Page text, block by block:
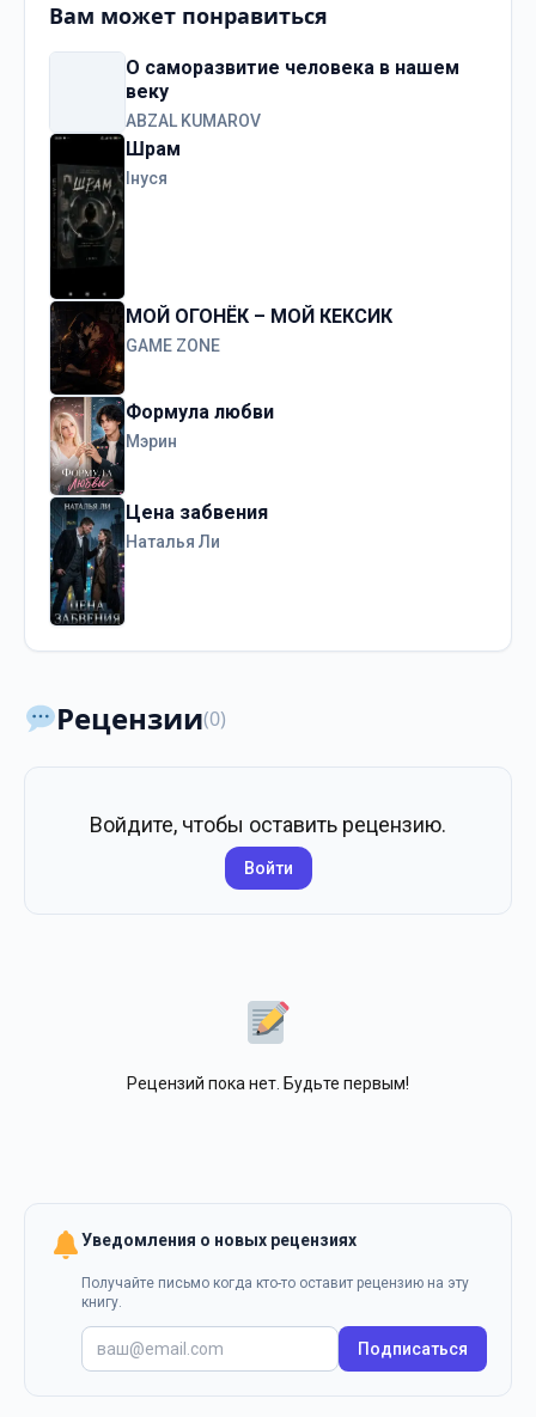
Вам может понравиться
О саморазвитие человека в нашем
веку
ABZAL KUMAROV
Шрам
Інуся
МОЙ ОГОНЁК – МОЙ КЕКСИК
GAME ZONE
Формула любви
Мэрин
Цена забвения
Наталья Ли
Рецензии(0)
Войдите, чтобы оставить рецензию.
Войти
Рецензий пока нет. Будьте первым!
Уведомления о новых рецензиях
Получайте письмо когда кто-то оставит рецензию на эту
книгу.
Подписаться